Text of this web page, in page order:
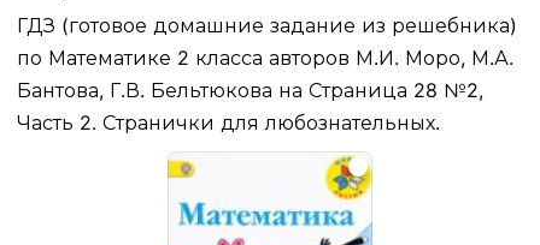
ГДЗ (готовое домашние задание из решебника)
по Математике 2 класса авторов М.И. Моро, М.А.
Бантова, Г.В. Бельтюкова на Страница 28 №2,
Часть 2. Странички для любознательных.